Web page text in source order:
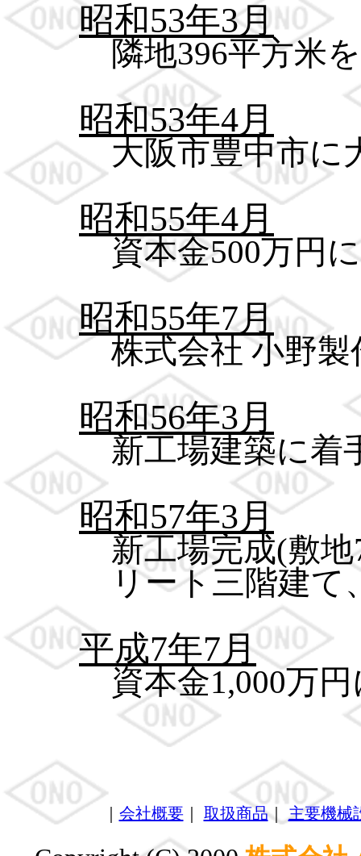
昭和53年3月
隣地396平方米
昭和53年4月
大阪市豊中市に
昭和55年4月
資本金500万円
昭和55年7月
株式会社 小野
昭和56年3月
新工場建築に着
昭和57年3月
新工場完成(敷
リート三階建て
平成7年7月
資本金1,000万
会社概要｜ 取扱商品｜ 主要機械